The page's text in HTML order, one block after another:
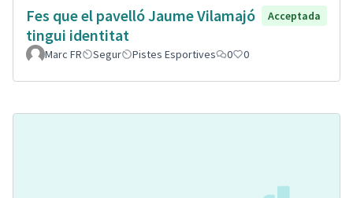
Fes que el pavelló Jaume Vilamajó
tingui identitat
Acceptada
Marc FR Segur Pistes Esportives 0 0